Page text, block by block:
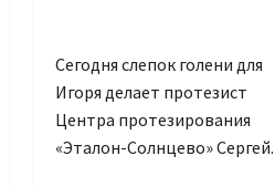
Сегодня слепок голени для
Игоря делает протезист
Центра протезирования
«Эталон-Солнцево» Сергей.